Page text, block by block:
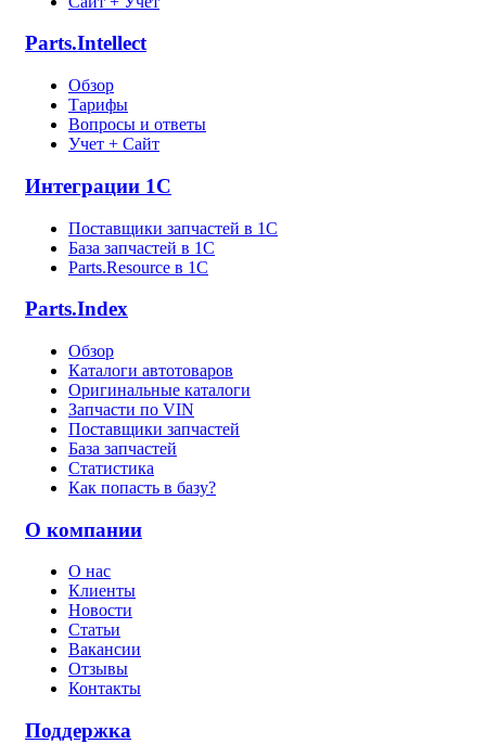
Parts.Intellect
Обзор
Тарифы
Вопросы и ответы
Учет + Сайт
Интеграции 1С
Поставщики запчастей в 1C
База запчастей в 1С
Parts.Resource в 1C
Parts.Index
Обзор
Каталоги автотоваров
Оригинальные каталоги
Запчасти по VIN
Поставщики запчастей
База запчастей
Статистика
Как попасть в базу?
О компании
О нас
Клиенты
Новости
Статьи
Вакансии
Отзывы
Контакты
Поддержка